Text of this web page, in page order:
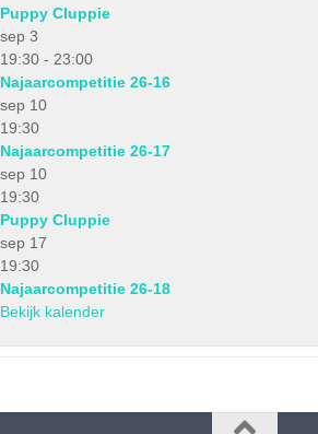
Puppy Cluppie
sep 3
19:30 - 23:00
Najaarcompetitie 26-16
sep 10
19:30
Najaarcompetitie 26-17
sep 10
19:30
Puppy Cluppie
sep 17
19:30
Najaarcompetitie 26-18
Bekijk kalender